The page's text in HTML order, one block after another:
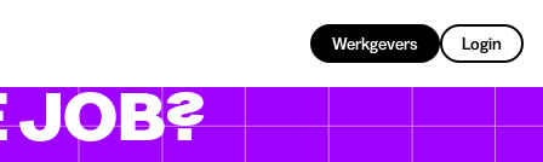
Werkgevers Login
JOB?